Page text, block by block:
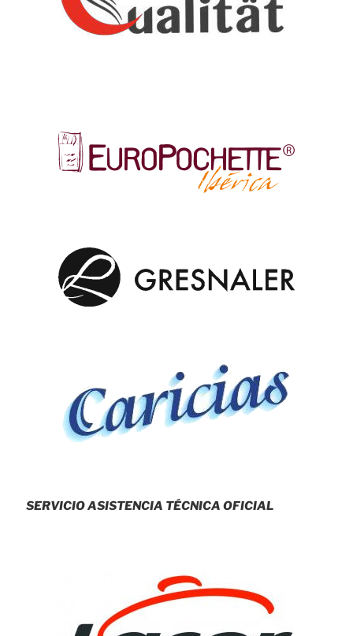
SERVICIO ASISTENCIA TÉCNICA OFICIAL